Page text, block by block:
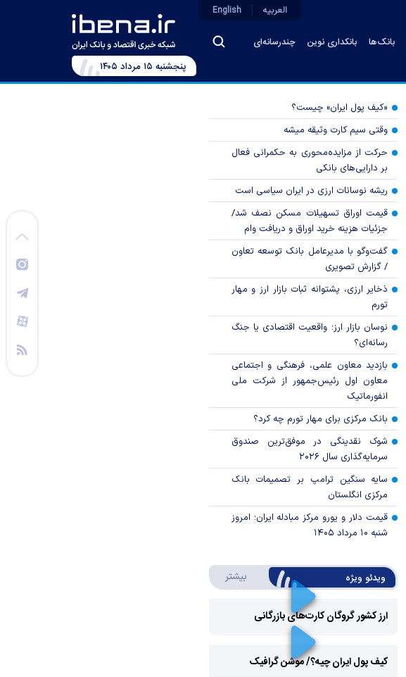
بانک‌ها بانکداری نوین چندرسانه‌ای
العربیه English
پنجشنبه ۱۵ مرداد ۱۴۰۵
«کیف پول ایران» چیست؟
وقتی سیم کارت وثیقه میشه
حرکت از مزایده‌محوری به حکمرانی فعال
بر دارایی‌های بانکی
ریشه نوسانات ارزی در ایران سیاسی است
قیمت اوراق تسهیلات مسکن نصف شد/
جزئیات هزینه خرید اوراق و دریافت وام
گفت‌وگو با مدیرعامل بانک توسعه تعاون
/ گزارش تصویری
ذخایر ارزی، پشتوانه ثبات بازار ارز و مهار
تورم
نوسان بازار ارز؛ واقعیت اقتصادی یا جنگ
رسانه‌ای؟
بازدید معاون علمی، فرهنگی و اجتماعی
معاون اول رئیس‌جمهور از شرکت ملی
انفورماتیک
بانک مرکزی برای مهار تورم چه کرد؟
شوک نقدینگی در موفق‌ترین صندوق
سرمایه‌گذاری سال ۲۰۲۶
سایه سنگین ترامپ بر تصمیمات بانک
مرکزی انگلستان
قیمت دلار و یورو مرکز مبادله ایران؛ امروز
شنبه ۱۰ مرداد ۱۴۰۵
ویدئو ویژه بیشتر درباره ویدئو ویژه
ارز کشور گروگان کارت‌های بازرگانی
کیف پول ایران چیه؟/ موشن گرافیک